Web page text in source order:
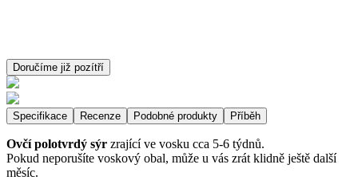
Doručíme již pozítří
Specifikace Recenze Podobné produkty Příběh
Ovčí polotvrdý sýr zrající ve vosku cca 5-6 týdnů.
Pokud neporušíte voskový obal, může u vás zrát klidně ještě další
měsíc.